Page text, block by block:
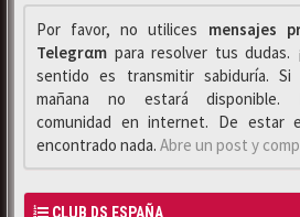
Por favor, no utilices mensajes
Telegrαm para resolver tus dudas.
sentido es transmitir sabiduría.
mañana no estará disponible.
comunidad en internet. De estar
encontrado nada. Abre un post y
CLUB DS ESPAÑA